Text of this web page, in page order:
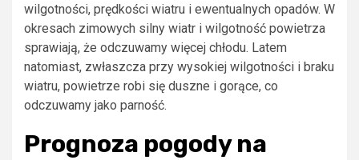
wilgotności, prędkości wiatru i ewentualnych opadów. W
okresach zimowych silny wiatr i wilgotność powietrza
sprawiają, że odczuwamy więcej chłodu. Latem
natomiast, zwłaszcza przy wysokiej wilgotności i braku
wiatru, powietrze robi się duszne i gorące, co
odczuwamy jako parność.
Prognoza pogody na